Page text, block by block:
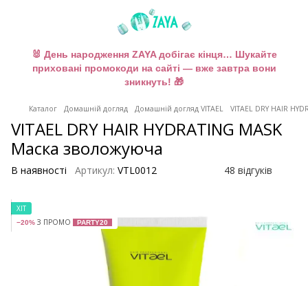
🐰 День народження ZAYA добігає кінця… Шукайте
приховані промокоди на сайті — вже завтра вони
зникнуть! 🎁
Каталог Домашній догляд Домашній догляд VITAEL VITAEL DRY HAIR
VITAEL DRY HAIR HYDRATING MASK
Маска зволожуюча
В наявності Артикул: VTL0012 48 відгуків
ХІТ
−20% З ПРОМО PARTY20